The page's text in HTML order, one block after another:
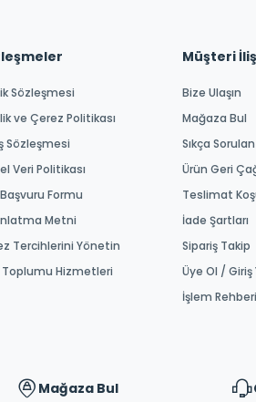
Sözleşmesi
ve Çerez Politikası
Sözleşmesi
Veri Politikası
Formu
Metni
Tercihlerini Yönetin
Toplumu Hizmetleri
Müşteri
Bize Ulaşın
Mağaza Bul
Sıkça
Ürün Geri
Teslimat
İade Şartları
Sipariş Takip
Üye Ol / Giriş
İşlem Rehberi
Mağaza Bul